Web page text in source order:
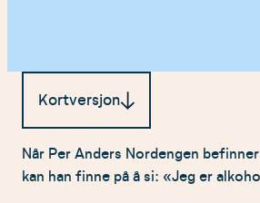
Kortversjon
Per Anders Nordengen
viktigheten av måtehold i
Når Per Anders Nordengen
kan han finne på å si: «Jeg er